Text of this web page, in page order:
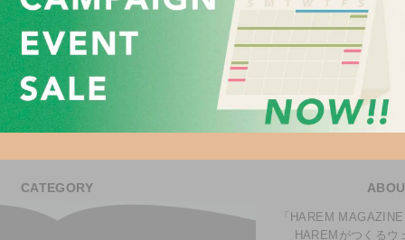
CATEGORY
「HAREM
HAREMがつくるウ